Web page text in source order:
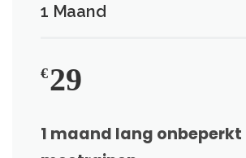
1 Maand
€29
1 maand lang onbeperkt